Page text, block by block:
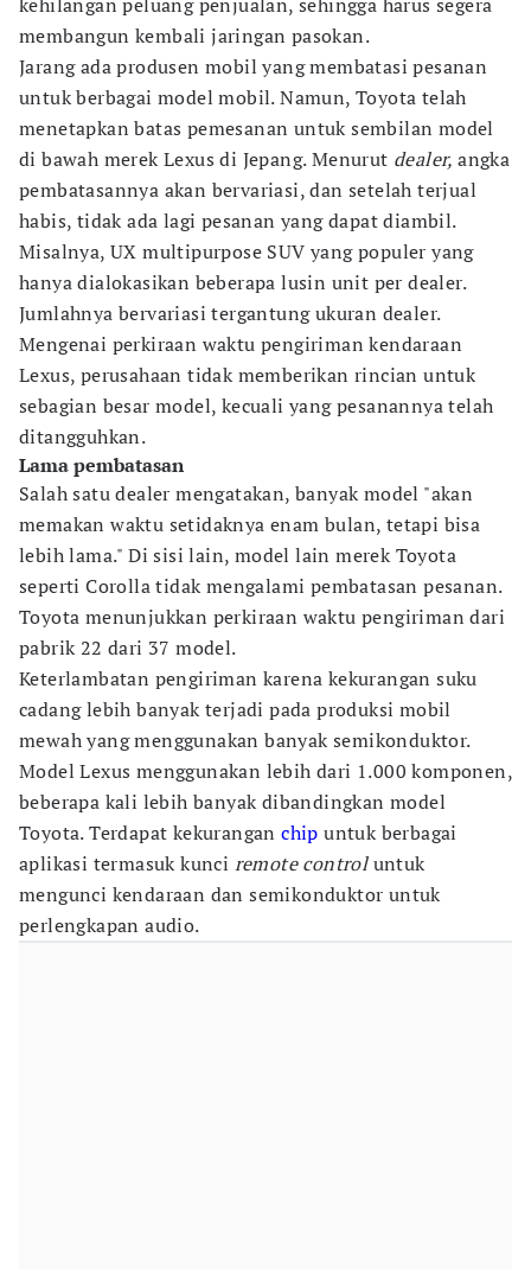
membangun kembali jaringan pasokan.
Jarang ada produsen mobil yang membatasi pesanan
untuk berbagai model mobil. Namun, Toyota telah
menetapkan batas pemesanan untuk sembilan model
di bawah merek Lexus di Jepang. Menurut dealer,angka
pembatasannya akan bervariasi, dan setelah terjual
habis, tidak ada lagi pesanan yang dapat diambil.
Misalnya, UX multipurpose SUV yang populer yang
hanya dialokasikan beberapa lusin unit per dealer.
Jumlahnya bervariasi tergantung ukuran dealer.
Mengenai perkiraan waktu pengiriman kendaraan
Lexus, perusahaan tidak memberikan rincian untuk
sebagian besar model, kecuali yang pesanannya telah
ditangguhkan.
Lama pembatasan
Salah satu dealer mengatakan, banyak model "akan
memakan waktu setidaknya enam bulan, tetapi bisa
lebih lama." Di sisi lain, model lain merek Toyota
seperti Corolla tidak mengalami pembatasan pesanan.
Toyota menunjukkan perkiraan waktu pengiriman dari
pabrik 22 dari 37 model.
Keterlambatan pengiriman karena kekurangan suku
cadang lebih banyak terjadi pada produksi mobil
mewah yang menggunakan banyak semikonduktor.
Model Lexus menggunakan lebih dari 1.000 komponen,
beberapa kali lebih banyak dibandingkan model
Toyota. Terdapat kekuranganchip untuk berbagai
aplikasi termasuk kunci remote controluntuk
mengunci kendaraan dan semikonduktor untuk
perlengkapan audio.